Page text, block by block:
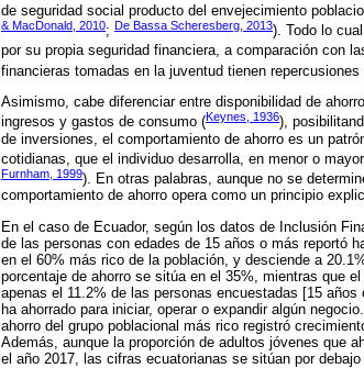
de seguridad social producto del envejecimiento
& MacDonald, 2010; De Bassa Scheresberg, 2013). Todo lo
por su propia seguridad financiera, a comparación con
financieras tomadas en la juventud tienen
Asimismo, cabe diferenciar entre disponibilidad de
ingresos y gastos de consumo (Keynes, 1936),
de inversiones, el comportamiento de ahorro es un
cotidianas, que el individuo desarrolla, en menor o
Furnham, 1999). En otras palabras, aunque no se
comportamiento de ahorro opera como un principio
En el caso de Ecuador, según los datos de Inclusión
de las personas con edades de 15 años o más reportó
en el 60% más rico de la población, y desciende a
porcentaje de ahorro se sitúa en el 35%, mientras que
apenas el 11.2% de las personas encuestadas [15
ha ahorrado para iniciar, operar o expandir algún
ahorro del grupo poblacional más rico registró
Además, aunque la proporción de adultos jóvenes que
el año 2017, las cifras ecuatorianas se sitúan por